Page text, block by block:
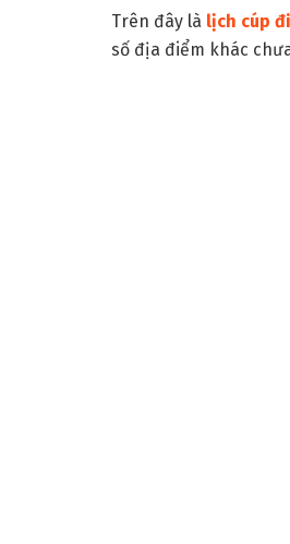
Trên đây là lịch cúp
số địa điểm khác